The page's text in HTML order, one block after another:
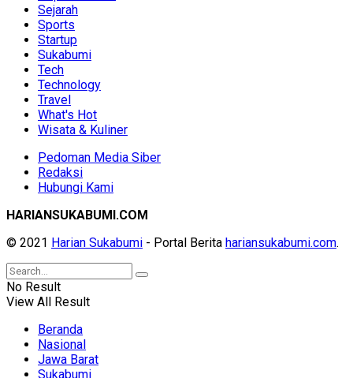
Sejarah
Sports
Startup
Sukabumi
Tech
Technology
Travel
What's Hot
Wisata & Kuliner
Pedoman Media Siber
Redaksi
Hubungi Kami
HARIANSUKABUMI.COM
© 2021 Harian Sukabumi - Portal Berita hariansukabumi.com.
No Result
View All Result
Beranda
Nasional
Jawa Barat
Sukabumi